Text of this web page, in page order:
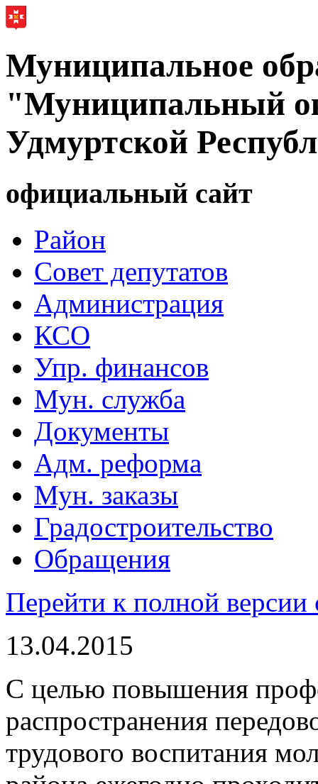
Муниципальное
"Муниципальный
Удмуртской
официальный сайт
Район
Совет депутатов
Администрация
КСО
Упр. финансов
Мун. служба
Документы
Адм. реформа
Мун. заказы
Градостроительство
Обращения
Перейти к полной версии
13.04.2015
С целью повышения
распространения
трудового воспитания